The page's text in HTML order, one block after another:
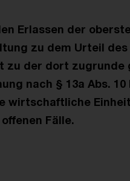
Erlassen der
zu dem Urteil des
zu der dort
nach § 13a Abs.
wirtschaftliche
Fälle.